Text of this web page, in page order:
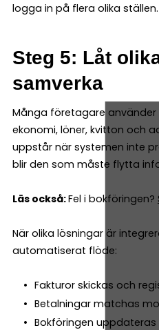
logga in på flera olika ställen.
Steg 5: Låt
samverka
Många företagare
ekonomi, löner, kvitton och
uppstår när systemen inte
blir den som måste flytta
Läs också:Fel i bokföringen?
När olika lösningar är
automatiserat flöde:
Fakturor skickas och
Betalningar matchas
Bokföringen uppdateras